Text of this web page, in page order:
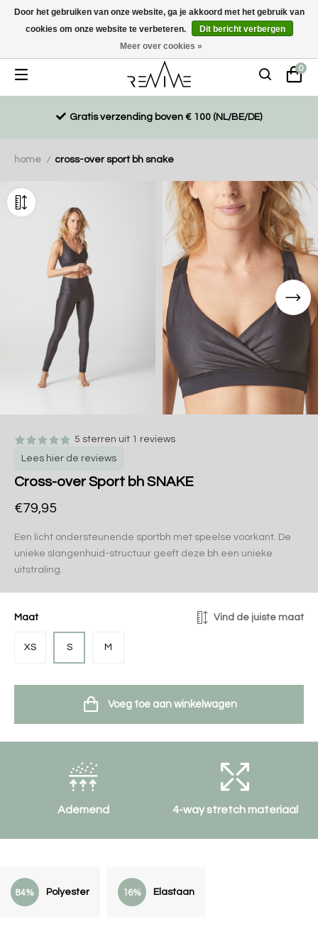
Duurzaam, eco-vriendelijk en ethisch gemaakte producten
0
Gratis verzending boven € 100 (NL/BE/DE)
home / cross-over sport bh snake
5 sterren uit 1 reviews
Lees hier de reviews
Cross-over Sport bh SNAKE
€79,95
Een licht ondersteunende sportbh met speelse voorkant. De
unieke slangenhuid-structuur geeft deze bh een unieke
uitstraling.
Maat Vind de juiste maat
XS S M
Voeg toe aan winkelwagen
84% Polyester 16% Elastaan
Ademend 4-way stretch materiaal
Door het gebruiken van onze website, ga je akkoord met het gebruik van
cookies om onze website te verbeteren.
Dit bericht verbergen
Meer over cookies »